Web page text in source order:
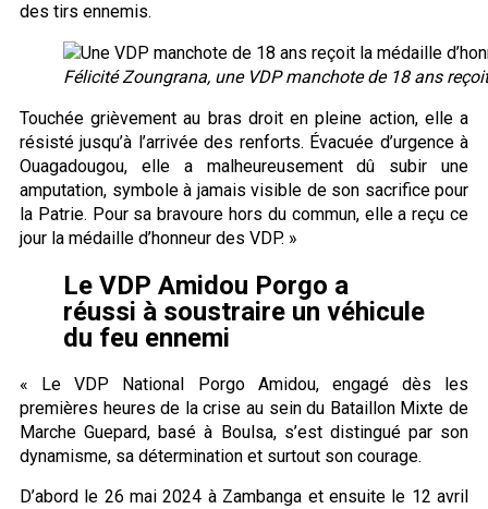
des tirs ennemis.
Félicité Zoungrana, une VDP manchote de 18 ans
Touchée grièvement au bras droit en pleine action, elle a
résisté jusqu’à l’arrivée des renforts. Évacuée d’urgence à
Ouagadougou, elle a malheureusement dû subir une
amputation, symbole à jamais visible de son sacrifice pour
la Patrie. Pour sa bravoure hors du commun, elle a reçu ce
jour la médaille d’honneur des VDP. »
Le VDP Amidou Porgo a
réussi à soustraire un véhicule
du feu ennemi
« Le VDP National Porgo Amidou, engagé dès les
premières heures de la crise au sein du Bataillon Mixte de
Marche Guepard, basé à Boulsa, s’est distingué par son
dynamisme, sa détermination et surtout son courage.
D’abord le 26 mai 2024 à Zambanga et ensuite le 12 avril